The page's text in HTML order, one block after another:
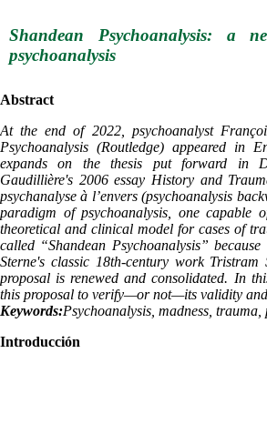
Shandean Psychoanalysis: a
psychoanalysis
Abstract
At the end of 2022, psychoanalyst
Psychoanalysis (Routledge) appeared in
expands on the thesis put forward in
Gaudillière's 2006 essay History and
psychanalyse à l’envers (psychoanalysis
paradigm of psychoanalysis, one capable
theoretical and clinical model for cases of
called “Shandean Psychoanalysis”
Sterne's classic 18th-century work Tristram
proposal is renewed and consolidated. In
this proposal to verify—or not—its validity and
Keywords:Psychoanalysis, madness,
Introducción